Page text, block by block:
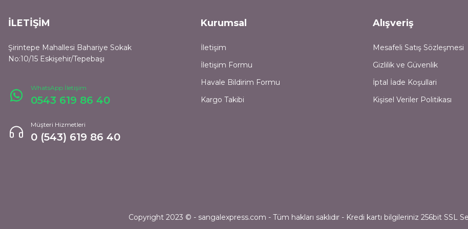
İLETİŞİM
Şirintepe Mahallesi Bahariye Sokak
No:10/15 Eskişehir/Tepebaşı
WhatsApp İletişim
0543 619 86 40
Müşteri Hizmetleri
0 (543) 619 86 40
Kurumsal
İletişim
İletişim Formu
Havale Bildirim Formu
Kargo Takibi
Alışveriş
Mesafeli Satış Sözleşmesi
Gizlilik ve Güvenlik
İptal İade Koşullari
Kişisel Veriler Politikası
Copyright 2023 © - sangalexpress.com - Tüm hakları saklıdır - Kredi kartı bilgileriniz 256bit SSL